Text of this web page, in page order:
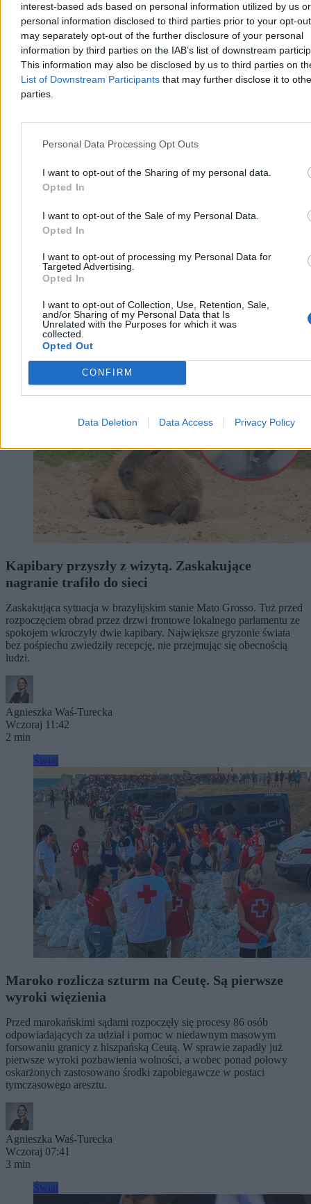
interest-based ads based on personal information utilized by us or
personal information disclosed to third parties prior to your opt-
may separately opt-out of the further disclosure of your personal
information by third parties on the IAB’s list of downstream
This information may also be disclosed by us to third parties on
List of Downstream Participants that may further disclose it to
parties.
Personal Data Processing Opt Outs
I want to opt-out of the Sharing of my personal data.
Opted In
I want to opt-out of the Sale of my Personal Data.
Opted In
I want to opt-out of processing my Personal Data for
Targeted Advertising.
Opted In
I want to opt-out of Collection, Use, Retention, Sale,
and/or Sharing of my Personal Data that Is
Unrelated with the Purposes for which it was
collected.
Opted Out
CONFIRM
Data Deletion Data Access Privacy Policy
Niemiecka prokuratura prowadzi śledztwo w sprawie śmierci 37-
letniego Polaka, do której doszło po dramatycznej interwencji policji
w Duisburgu. Mężczyzna zmarł w szpitalu wskutek niedotlenienia.
Śledczy sprawdzają, czy do tragedii przyczyniło się
unieruchomienie go na brzuchu.
Wczoraj 12:40
Reklama
Świat
Kapibary przyszły z wizytą. Zaskakujące
nagranie trafiło do sieci
Zaskakująca sytuacja w brazylijskim stanie Mato Grosso. Tuż przed
rozpoczęciem obrad przez drzwi frontowe lokalnego parlamentu ze
spokojem wkroczyły dwie kapibary. Największe gryzonie świata
bez pośpiechu zwiedziły recepcję, nie przejmując się obecnością
ludzi.
Agnieszka Waś-Turecka
Wczoraj 11:42
2 min
Maroko rozlicza szturm na Ceutę. Są pierwsze
wyroki więzienia
Przed marokańskimi sądami rozpoczęły się procesy 86 osób
odpowiadających za udział i pomoc w niedawnym masowym
forsowaniu granicy z hiszpańską Ceutą. W sprawie zapadły już
pierwsze wyroki pozbawienia wolności, a wobec ponad połowy
oskarżonych zastosowano środki zapobiegawcze w postaci
tymczasowego aresztu.
Agnieszka Waś-Turecka
Wczoraj 07:41
3 min